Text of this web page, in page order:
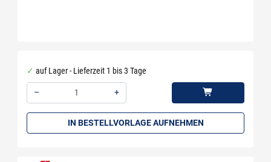
auf Lager - Lieferzeit 1 bis 3 Tage
–
+
IN BESTELLVORLAGE AUFNEHMEN